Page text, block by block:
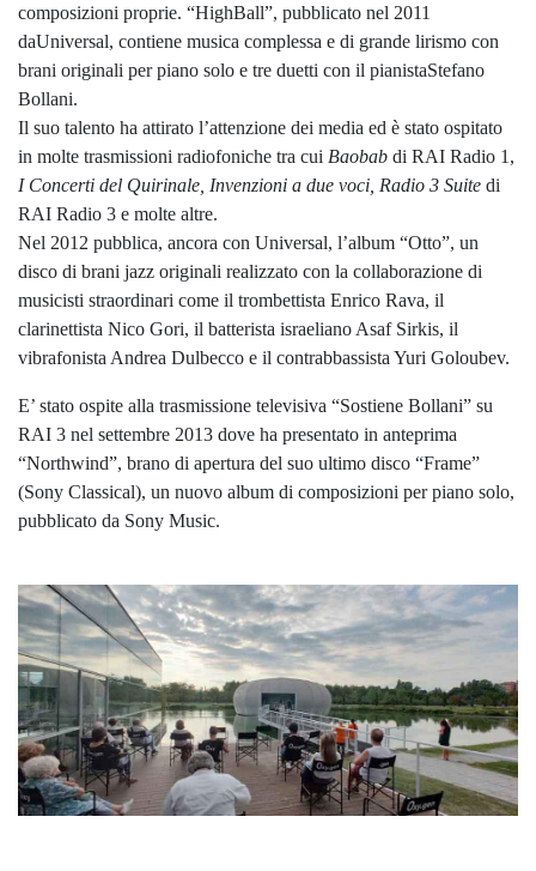
composizioni proprie. “HighBall”, pubblicato nel 2011
daUniversal, contiene musica complessa e di grande lirismo con
brani originali per piano solo e tre duetti con il pianistaStefano
Bollani.
Il suo talento ha attirato l’attenzione dei media ed è stato ospitato
in molte trasmissioni radiofoniche tra cui Baobab di RAI Radio 1,
I Concerti del Quirinale, Invenzioni a due voci, Radio 3 Suite di
RAI Radio 3 e molte altre.
Nel 2012 pubblica, ancora con Universal, l’album “Otto”, un
disco di brani jazz originali realizzato con la collaborazione di
musicisti straordinari come il trombettista Enrico Rava, il
clarinettista Nico Gori, il batterista israeliano Asaf Sirkis, il
vibrafonista Andrea Dulbecco e il contrabbassista Yuri Goloubev.
E’ stato ospite alla trasmissione televisiva “Sostiene Bollani” su
RAI 3 nel settembre 2013 dove ha presentato in anteprima
“Northwind”, brano di apertura del suo ultimo disco “Frame”
(Sony Classical), un nuovo album di composizioni per piano solo,
pubblicato da Sony Music.